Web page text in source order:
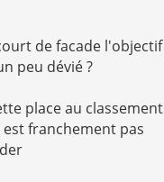
de facade l'objectif
peu dévié ?
place au classement
franchement pas